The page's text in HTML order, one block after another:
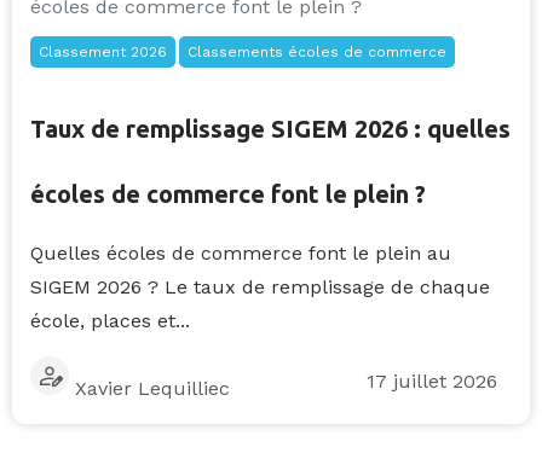
Classement 2026 Classements écoles de commerce
Taux de remplissage SIGEM 2026 : quelles
écoles de commerce font le plein ?
Quelles écoles de commerce font le plein au
SIGEM 2026 ? Le taux de remplissage de chaque
école, places et...
Xavier Lequilliec 17 juillet 2026